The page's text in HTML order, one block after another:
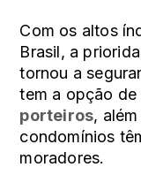
Com os altos
Brasil, a
tornou a
tem a opção de
porteiros,
condomínios
moradores.